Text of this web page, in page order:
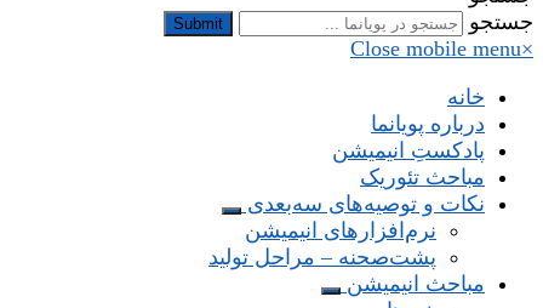
جستجو
Submit
×
Close mobile menu
خانه
درباره پویانما
پادکستِ انیمیشن
مباحث تئوریک
نکات و توصیه‌های‌ سه‌بعدی
نرم‌افزارهای انیمیشن
پشت‌صحنه – مراحل تولید
مباحث انیمیشن